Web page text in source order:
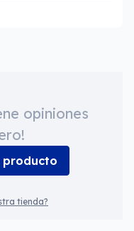
opiniones
producto
tienda?